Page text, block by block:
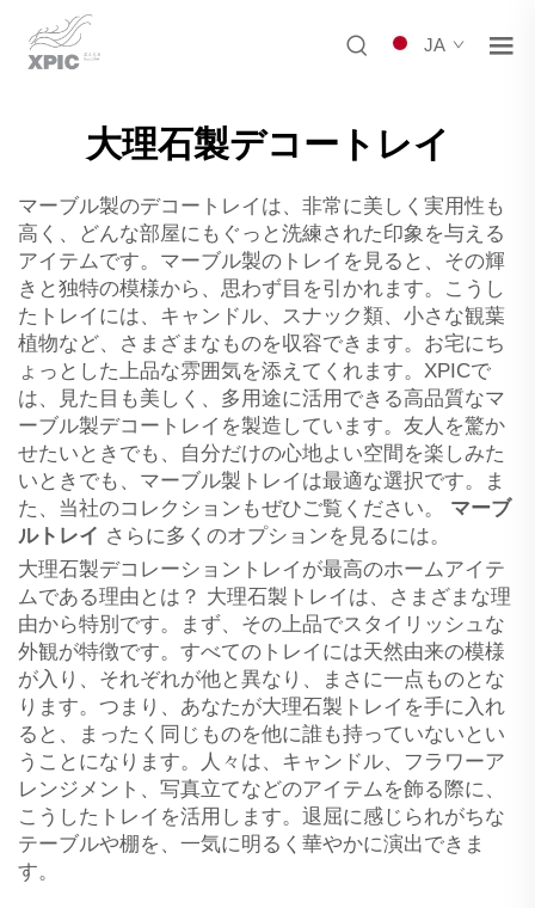
JA
大理石製デコートレイ
マーブル製のデコートレイは、非常に美しく実用性も
高く、どんな部屋にもぐっと洗練された印象を与える
アイテムです。マーブル製のトレイを見ると、その輝
きと独特の模様から、思わず目を引かれます。こうし
たトレイには、キャンドル、スナック類、小さな観葉
植物など、さまざまなものを収容できます。お宅にち
ょっとした上品な雰囲気を添えてくれます。XPICで
は、見た目も美しく、多用途に活用できる高品質なマ
ーブル製デコートレイを製造しています。友人を驚か
せたいときでも、自分だけの心地よい空間を楽しみた
いときでも、マーブル製トレイは最適な選択です。ま
た、当社のコレクションもぜひご覧ください。 マーブ
ルトレイ さらに多くのオプションを見るには。
大理石製デコレーショントレイが最高のホームアイテ
ムである理由とは？ 大理石製トレイは、さまざまな理
由から特別です。まず、その上品でスタイリッシュな
外観が特徴です。すべてのトレイには天然由来の模様
が入り、それぞれが他と異なり、まさに一点ものとな
ります。つまり、あなたが大理石製トレイを手に入れ
ると、まったく同じものを他に誰も持っていないとい
うことになります。人々は、キャンドル、フラワーア
レンジメント、写真立てなどのアイテムを飾る際に、
こうしたトレイを活用します。退屈に感じられがちな
テーブルや棚を、一気に明るく華やかに演出できま
す。